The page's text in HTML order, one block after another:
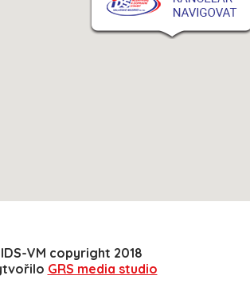
IDS-VM copyright 2018
GRS media studio